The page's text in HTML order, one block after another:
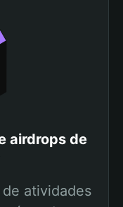
airdrops de
atividades